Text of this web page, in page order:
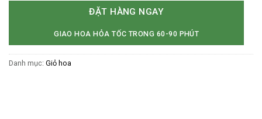
ĐẶT HÀNG NGAY
GIAO HOA HỎA TỐC TRONG 60-90 PHÚT
Danh mục: Giỏ hoa